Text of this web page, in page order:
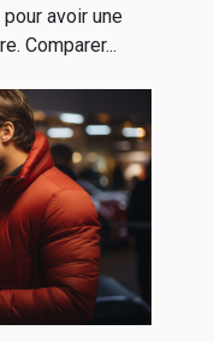
avoir une
Comparer...